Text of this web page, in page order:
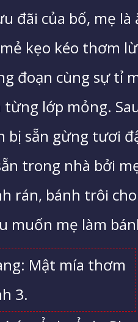
đãi của bố, mẹ
kẹo kéo thơm
đoạn cùng sự tỉ
lớp mỏng.
bị sẵn gừng tươi
trong nhà bởi
rán, bánh trôi
muốn mẹ làm